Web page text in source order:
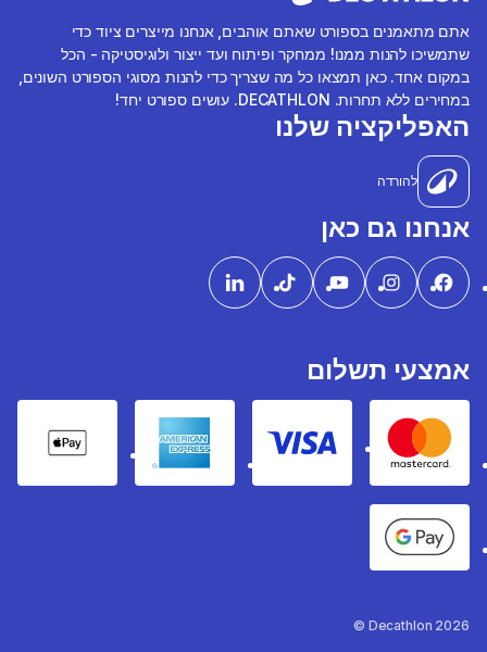
אתם מתאמנים בספורט שאתם אוהבים, אנחנו מייצרים ציוד כדי
שתמשיכו להנות ממנו! ממחקר ופיתוח ועד ייצור ולוגיסטיקה - הכל
במקום אחד. כאן תמצאו כל מה שצריך כדי להנות מסוגי הספורט השונים,
במחירים ללא תחרות. DECATHLON. עושים ספורט יחד!
האפליקציה שלנו
להורדה
אנחנו גם כאן
אמצעי תשלום
Mastercard
Visa
American express
Pay
Google Pay
Decathlon 2026 ©